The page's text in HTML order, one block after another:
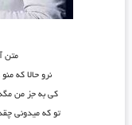
متن
نرو حالا که
کی به جز من
تو که میدونی